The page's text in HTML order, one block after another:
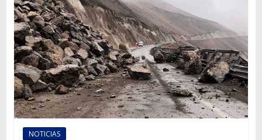
camiones,
motos,
información
del
mundo
del
transporte
NOTICIAS